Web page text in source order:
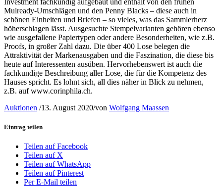
Mulready-Umschlägen und den Penny Blacks – diese auch in
schönen Einheiten und Briefen – so vieles, was das Sammlerherz
höherschlagen lässt. Ausgesuchte Stempelvarianten gehören ebenso
wie ausgefallene Papiertypen oder andere Besonderheiten, wie z.B.
Proofs, in großer Zahl dazu. Die über 400 Lose belegen die
Attraktivität der Markenausgaben und die Faszination, die diese bis
heute auf Interessenten ausüben. Hervorhebenswert ist auch die
fachkundige Beschreibung aller Lose, die für die Kompetenz des
Hauses spricht. Es lohnt sich, all dies näher in Blick zu nehmen,
z.B. auf www.corinphila.ch.
Auktionen /13. August 2020/von Wolfgang Maassen
Eintrag teilen
Teilen auf Facebook
Teilen auf X
Teilen auf WhatsApp
Teilen auf Pinterest
Per E-Mail teilen